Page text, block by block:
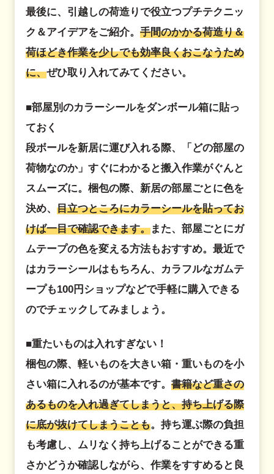
最後に、引越しの荷造りで役立つプチテクニッ
ク＆アイデアをご紹介。 手間のかかる荷造り＆
荷ほどき作業を少しでも効率良くおこなうため
に、ぜひ取り入れてみてください。
■部屋別のカラーシールをダンボール箱に貼っ
ておく
段ボールを新居に運び入れる際、「どの部屋の
荷物なのか」すぐにわかると搬入作業がぐんと
スムーズに。梱包の際、新居の部屋ごとに色を
決め、 目立つところにカラーシールを貼ってお
けば一目で確認できます。また、部屋ごとにガ
ムテープの色を変える方法もおすすめ。最近で
はカラーシールはもちろん、カラフルなガムテ
ープも100円ショップなどで手軽に購入できる
のでチェックしてみましょう。
■重たいものは入れすぎない！
梱包の際、軽いものを大きい箱・重いものを小
さい箱に入れるのが基本です。 書籍など重さの
あるものを入れ過ぎてしまうと、持ち上げる際
に底が抜けてしまうことも。持ち運ぶ際の負担
も考慮し、ムリなく持ち上げることができる重
さかどうか確認しながら、作業をすすめると良